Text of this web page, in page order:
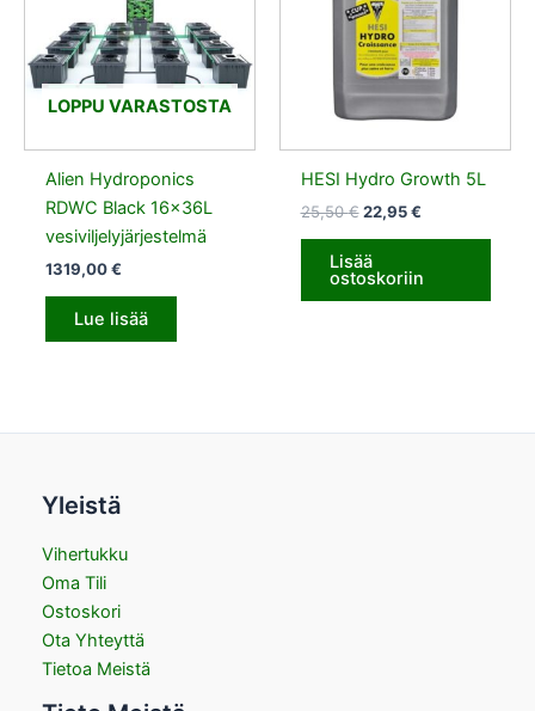
LOPPU VARASTOSTA
Alien Hydroponics
RDWC Black 16x36L
vesiviljelyjärjestelmä
1319,00€
Lue lisää
HESI Hydro Growth 5L
25,50€ 22,95€
Lisää
ostoskoriin
Yleistä
Vihertukku
Oma Tili
Ostoskori
Ota Yhteyttä
Tietoa Meistä